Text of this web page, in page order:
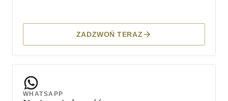
ZADZWOŃ TERAZ
WHATSAPP